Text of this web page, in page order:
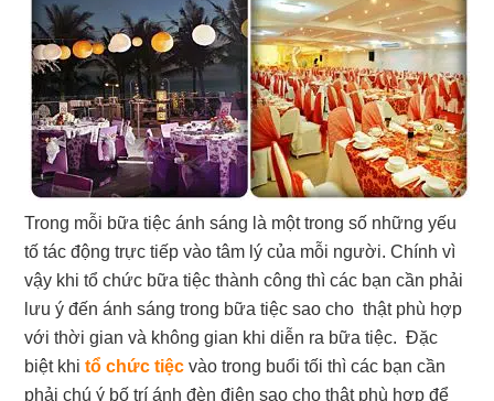
Trong mỗi bữa tiệc ánh sáng là một trong số những yếu
tố tác động trực tiếp vào tâm lý của mỗi người. Chính vì
vậy khi tổ chức bữa tiệc thành công thì các bạn cần phải
lưu ý đến ánh sáng trong bữa tiệc sao cho thật phù hợp
với thời gian và không gian khi diễn ra bữa tiệc. Đặc
biệt khitổ chức tiệc vào trong buổi tối thì các bạn cần
phải chú ý bố trí ánh đèn điện sao cho thật phù hợp để